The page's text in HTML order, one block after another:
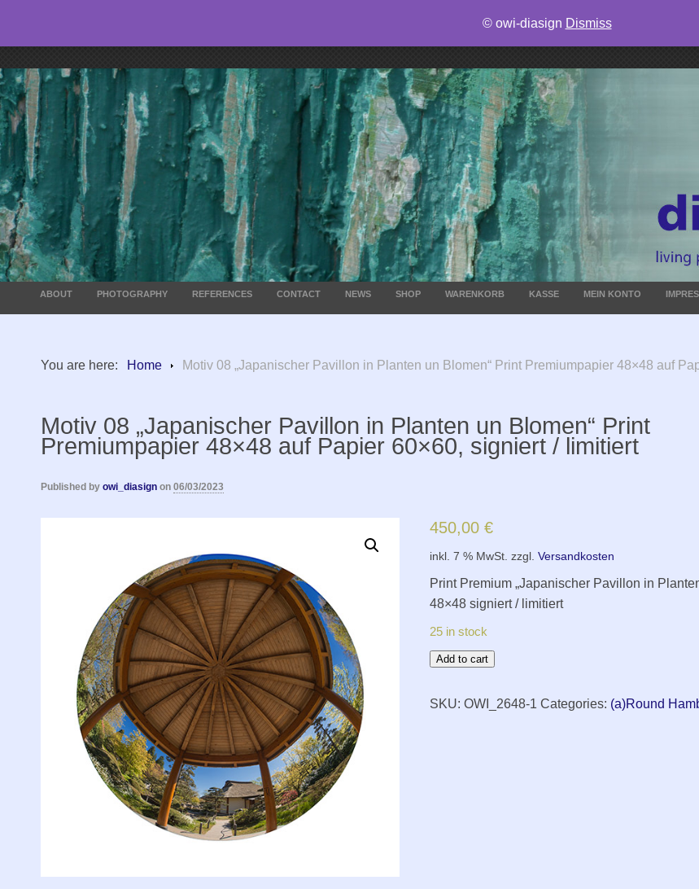
ABOUT PHOTOGRAPHY REFERENCES CONTACT NEWS SHOP WARENKORB KASSE MEIN KONTO
You are here: Home Motiv 08 „Japanischer Pavillon in Planten un Blomen“ Print Premiumpapier 48×48 auf
Motiv 08 „Japanischer Pavillon in Planten un Blomen“ Print
Premiumpapier 48×48 auf Papier 60×60, signiert / limitiert
Published by owi_diasign on 06/03/2023
450,00€
inkl. 7 % MwSt. zzgl.Versandkosten
Print Premium „Japanischer Pavillon in
48×48 signiert / limitiert
25 in stock
Motiv
„Japanischer
Add to cart
SKU:OWI_2648-1 Categories: (a)Round
© owi-diasign Dismiss